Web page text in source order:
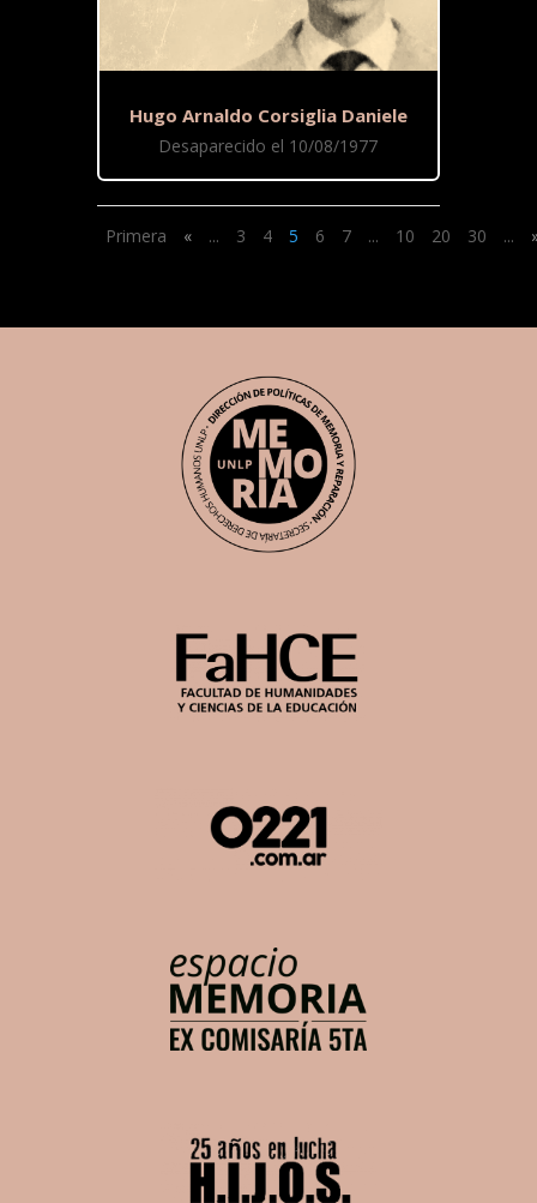
Hugo Arnaldo Corsiglia Daniele
Desaparecido el 10/08/1977
Primera « ... 3 4 5 6 7 ... 10 20 30 ...